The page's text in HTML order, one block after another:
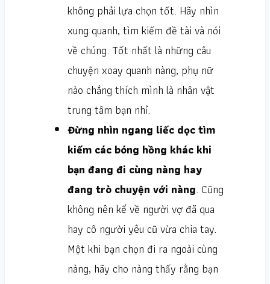
không phải lựa chọn tốt. Hãy nhìn
xung quanh, tìm kiếm đề tài và nói
về chúng. Tốt nhất là những câu
chuyện xoay quanh nàng, phụ nữ
nào chẳng thích mình là nhân vật
trung tâm bạn nhỉ.
Đừng nhìn ngang liếc dọc tìm
kiếm các bóng hồng khác khi
bạn đang đi cùng nàng hay
đang trò chuyện với nàng. Cũng
không nên kể về người vợ đã qua
hay cô người yêu cũ vừa chia tay.
Một khi bạn chọn đi ra ngoài cùng
nàng, hãy cho nàng thấy rằng bạn